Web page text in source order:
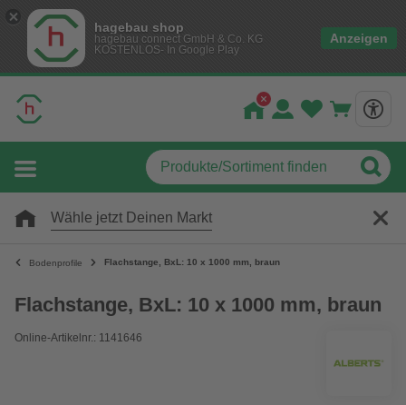
hagebau shop
hagebau connect GmbH & Co. KG
KOSTENLOS- In Google Play
Anzeigen
Wähle jetzt Deinen Markt
Bodenprofile Flachstange, BxL: 10 x 1000 mm, braun
Flachstange, BxL: 10 x 1000 mm, braun
Online-Artikelnr.: 1141646